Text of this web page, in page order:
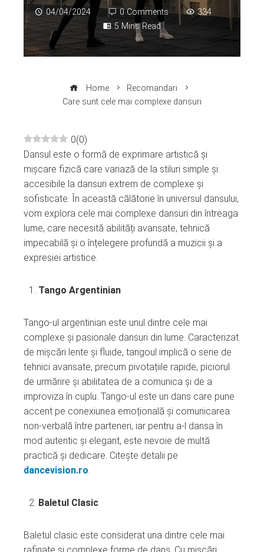
04/04/2024 0 Comments
334
5 Mins Read
Home
Recomandari
Care sunt cele mai complexe dansuri
0(0)
Dansul este o formă de exprimare artistică și
mișcare fizică care variază de la stiluri simple și
accesibile la dansuri extrem de complexe și
sofisticate. În această călătorie în universul dansului,
vom explora cele mai complexe dansuri din întreaga
lume, care necesită abilități avansate, tehnică
impecabilă și o înțelegere profundă a muzicii și a
expresiei artistice.
Tango Argentinian
Tango-ul argentinian este unul dintre cele mai
complexe și pasionale dansuri din lume. Caracterizat
de mișcări lente și fluide, tangoul implică o serie de
tehnici avansate, precum pivotațiile rapide, piciorul
de urmărire și abilitatea de a comunica și de a
improviza în cuplu. Tango-ul este un dans care pune
accent pe conexiunea emoțională și comunicarea
non-verbală între parteneri, iar pentru a-l dansa în
mod autentic și elegant, este nevoie de multă
practică și dedicare. Citește detalii pe
dancevision.ro.
Baletul Clasic
Baletul clasic este considerat una dintre cele mai